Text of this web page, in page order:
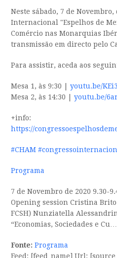
Neste sábado, 7 de Novembro,
Internacional "Espelhos de
Comércio nas Monarquias
transmissão em directo pelo
Para assistir, aceda aos
Mesa 1, às 9:30 |youtu.be/
Mesa 2, às 14:30 |youtu.be/
+info:
https://
#CHAM
Programa
7 de Novembro de 2020 9.30-
Opening session Cristina
FCSH) Nunziatella
“Economias, Sociedades e Cu…
Fonte: Programa
Feed: [feed_name] Url: